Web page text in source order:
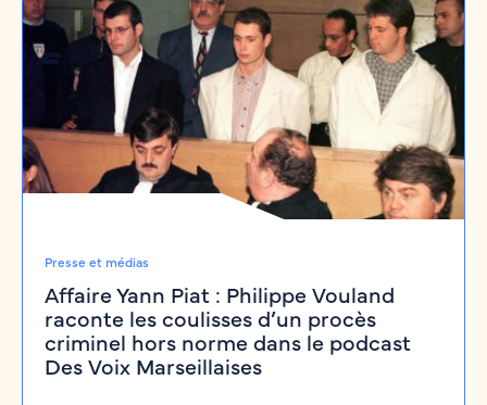
Presse et médias
Affaire Yann Piat : Philippe Vouland
raconte les coulisses d’un procès
criminel hors norme dans le podcast
Des Voix Marseillaises